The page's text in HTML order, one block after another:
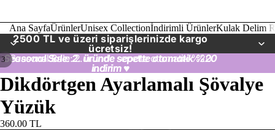
Ana SayfaÜrünlerUnisex Collectionİndirimli ÜrünlerKulak Delim
2500 TL ve üzeri siparişlerinizde kargo
ücretsiz!
Seasonal Sale: 2. üründe sepette otomatik %20
indirim ♥
Seasonal Sale: 2. üründe sepette otomatik %20
indirim ♥
3
Dikdörtgen Ayarlamalı Şövalye
Yüzük
360.00 TL